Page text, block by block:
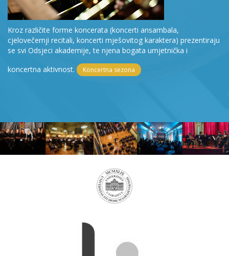
Kroz različite forme koncerata (koncerti ansambala,
cjelovečernji recitali, koncerti mješovitog karaktera) prezentiraju
se svi Odsjeci akademije, te njena bogata umjetnička i
koncertna aktivnost.
Koncertna sezona